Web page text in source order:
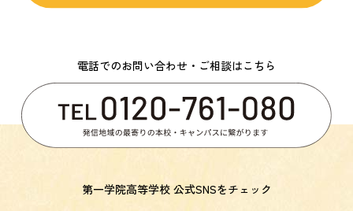
電話でのお問い合わせ・ご相談はこちら
第一学院高等学校 公式SNSをチェック